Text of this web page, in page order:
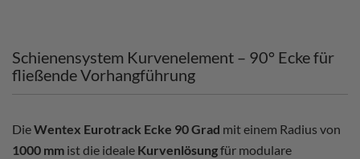
Schienensystem Kurvenelement – 90° Ecke für
fließende Vorhangführung
DieWentex Eurotrack Ecke 90 Grad mit einem Radius von
1000 mm ist die ideale Kurvenlösungfür modulare